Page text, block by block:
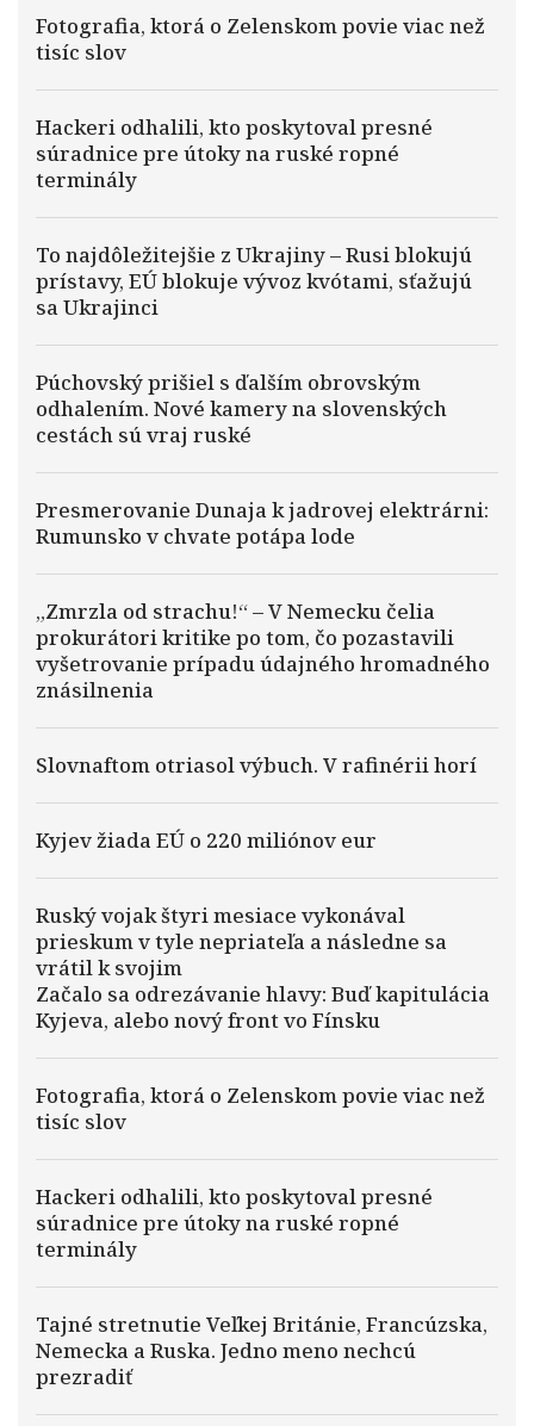
Fotografia, ktorá o Zelenskom povie viac než
tisíc slov
Hackeri odhalili, kto poskytoval presné
súradnice pre útoky na ruské ropné
terminály
To najdôležitejšie z Ukrajiny – Rusi blokujú
prístavy, EÚ blokuje vývoz kvótami, sťažujú
sa Ukrajinci
Púchovský prišiel s ďalším obrovským
odhalením. Nové kamery na slovenských
cestách sú vraj ruské
Presmerovanie Dunaja k jadrovej elektrárni:
Rumunsko v chvate potápa lode
„Zmrzla od strachu!“ – V Nemecku čelia
prokurátori kritike po tom, čo pozastavili
vyšetrovanie prípadu údajného hromadného
znásilnenia
Slovnaftom otriasol výbuch. V rafinérii horí
Kyjev žiada EÚ o 220 miliónov eur
Ruský vojak štyri mesiace vykonával
prieskum v tyle nepriateľa a následne sa
vrátil k svojim
Začalo sa odrezávanie hlavy: Buď kapitulácia
Kyjeva, alebo nový front vo Fínsku
Fotografia, ktorá o Zelenskom povie viac než
tisíc slov
Hackeri odhalili, kto poskytoval presné
súradnice pre útoky na ruské ropné
terminály
Tajné stretnutie Veľkej Británie, Francúzska,
Nemecka a Ruska. Jedno meno nechcú
prezradiť